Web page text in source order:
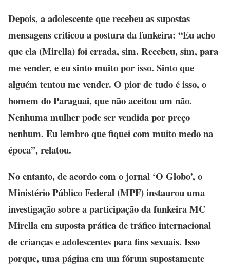
Depois, a adolescente que recebeu as supostas
mensagens criticou a postura da funkeira: “Eu acho
que ela (Mirella) foi errada, sim. Recebeu, sim, para
me vender, e eu sinto muito por isso. Sinto que
alguém tentou me vender. O pior de tudo é isso, o
homem do Paraguai, que não aceitou um não.
Nenhuma mulher pode ser vendida por preço
nenhum. Eu lembro que fiquei com muito medo na
época”, relatou.
No entanto, de acordo com o jornal ‘O Globo’, o
Ministério Público Federal (MPF) instaurou uma
investigação sobre a participação da funkeira MC
Mirella em suposta prática de tráfico internacional
de crianças e adolescentes para fins sexuais. Isso
porque, uma página em um fórum supostamente